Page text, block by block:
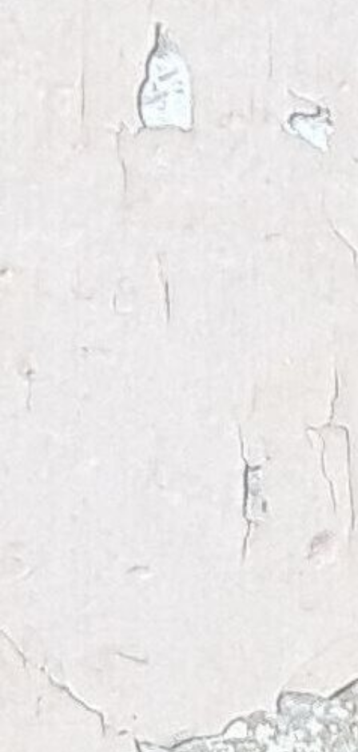
CONTRASTO
ALLA
INFANTILE
nella periferia di Lusaka (Zambia)